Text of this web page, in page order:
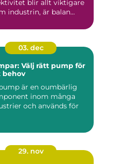
blir allt viktigare
industrin, är balan...
03. dec
Välj rätt pump för
är en oumbärlig
inom många
och används för
29. nov